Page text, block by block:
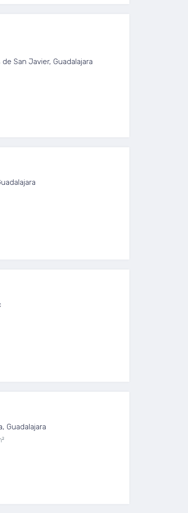
San Javier, Guadalajara
Guadalajara